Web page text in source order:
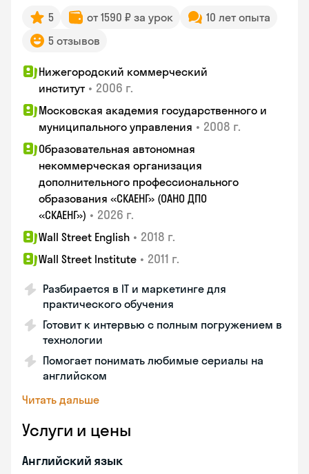
5 от 1590 ₽ за урок
10 лет опыта
5 отзывов
Нижегородский коммерческий
институт • 2006 г.
Московская академия государственного и
муниципального управления • 2008 г.
Образовательная автономная
некоммерческая организация
дополнительного профессионального
образования «СКАЕНГ» (ОАНО ДПО
«СКАЕНГ») • 2026 г.
Wall Street English • 2018 г.
Wall Street Institute • 2011 г.
Разбирается в IT и маркетинге для
практического обучения
Готовит к интервью с полным погружением в
технологии
Помогает понимать любимые сериалы на
английском
Читать дальше
Услуги и цены
Английский язык